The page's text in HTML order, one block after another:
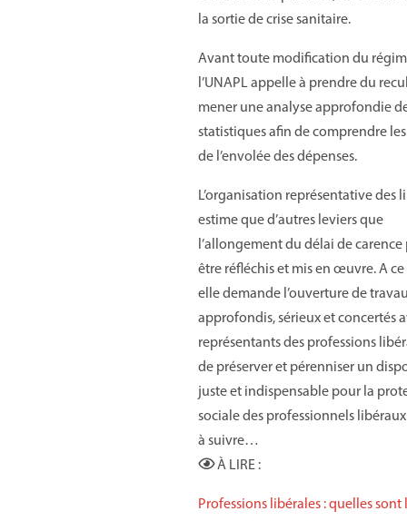
la sortie de crise sanitaire.
Avant toute modification du
l’UNAPL appelle à prendre du
mener une analyse approfondie
statistiques afin de comprendre
de l’envolée des dépenses.
L’organisation représentative des
estime que d’autres leviers que
l’allongement du délai de
être réfléchis et mis en œuvre. A
elle demande l’ouverture de
approfondis, sérieux et concertés
représentants des professions
de préserver et pérenniser un
juste et indispensable pour la
sociale des professionnels
à suivre…
À LIRE :
Professions libérales : quelles sont